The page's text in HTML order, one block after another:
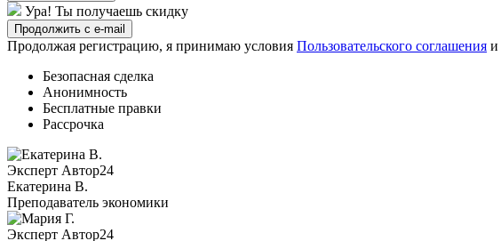
Ура! Ты получаешь скидку
Продолжить с e-mail
Продолжая регистрацию, я принимаю условия Пользовательского соглашения и
Безопасная сделка
Анонимность
Бесплатные правки
Рассрочка
Эксперт Автор24
Екатерина B.
Преподаватель экономики
Эксперт Автор24